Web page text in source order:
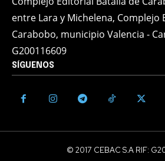
entre Lara y Michelena, Complejo
Carabobo, municipio Valencia -
G200116609
SÍGUENOS
© 2017 CEBAC S.A RIF: